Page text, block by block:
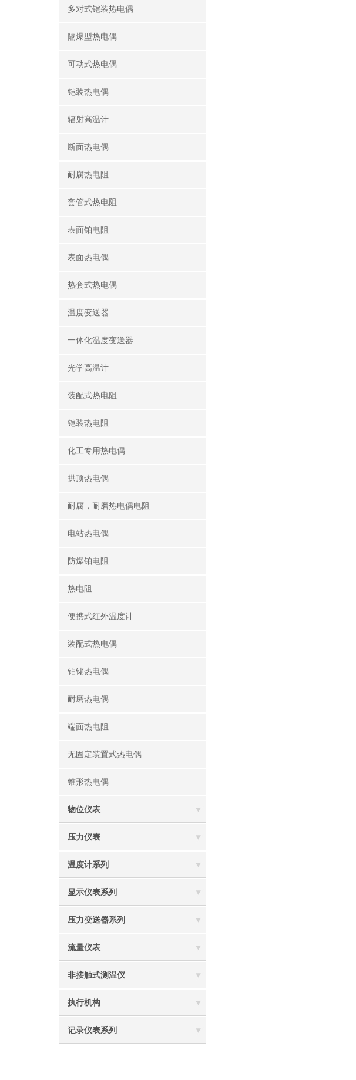
多对式铠装热电偶
隔爆型热电偶
可动式热电偶
铠装热电偶
辐射高温计
断面热电偶
耐腐热电阻
套管式热电阻
表面铂电阻
表面热电偶
热套式热电偶
温度变送器
一体化温度变送器
光学高温计
装配式热电阻
铠装热电阻
化工专用热电偶
拱顶热电偶
耐腐，耐磨热电偶电阻
电站热电偶
防爆铂电阻
热电阻
便携式红外温度计
装配式热电偶
铂铑热电偶
耐磨热电偶
端面热电阻
无固定装置式热电偶
锥形热电偶
物位仪表
压力仪表
温度计系列
显示仪表系列
压力变送器系列
流量仪表
非接触式测温仪
执行机构
记录仪表系列